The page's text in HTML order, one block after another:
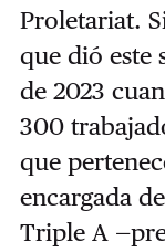
Proletariat.
que dió este
de 2023
300
que
encargada
Triple A